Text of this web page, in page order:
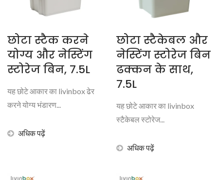
छोटा स्टैक करने
योग्य और नेस्टिंग
स्टोरेज बिन, 7.5L
यह छोटे आकार का livinbox ढेर
करने योग्य भंडारण...
अधिक पढ़ें
छोटा स्टैकेबल और
नेस्टिंग स्टोरेज बिन
ढक्कन के साथ,
7.5L
यह छोटे आकार का livinbox
स्टैकेबल स्टोरेज...
अधिक पढ़ें